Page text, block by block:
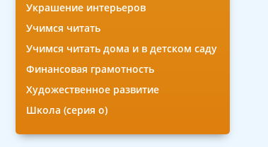
Украшение интерьеров
Учимся читать
Учимся читать дома и в детском саду
Финансовая грамотность
Художественное развитие
Школа (серия о)